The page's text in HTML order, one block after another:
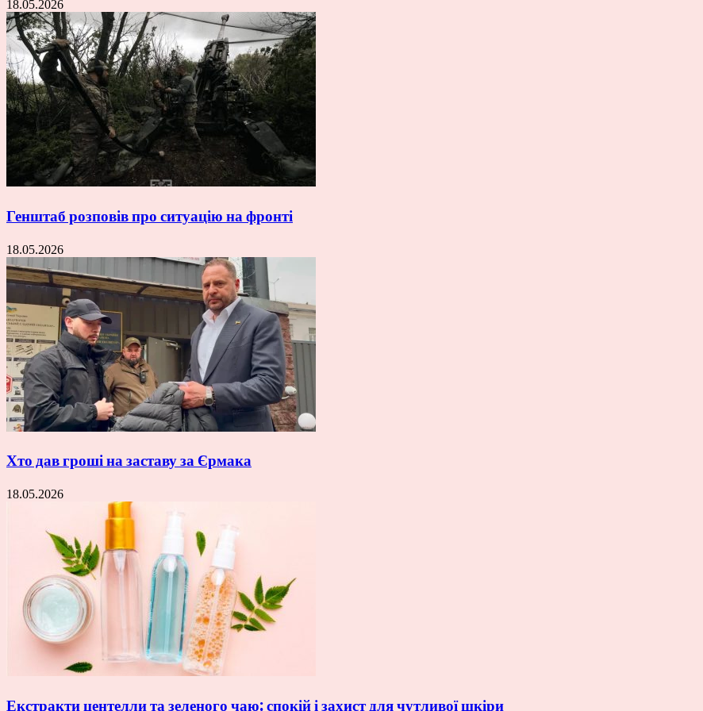
18.05.2026
Генштаб розповів про ситуацію на фронті
18.05.2026
Хто дав гроші на заставу за Єрмака
18.05.2026
Екстракти центелли та зеленого чаю: спокій і захист для чутливої шкіри